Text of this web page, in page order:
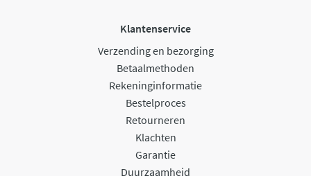
Klantenservice
Verzending en bezorging
Betaalmethoden
Rekeninginformatie
Bestelproces
Retourneren
Klachten
Garantie
Duurzaamheid